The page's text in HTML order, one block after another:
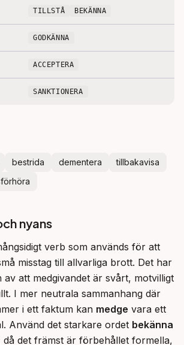
TILLSTÅ BEKÄNNA
GODKÄNNA
ACCEPTERA
SANKTIONERA
bestrida dementera
tillbakavisa
nyans
verb som används för att
misstag till allvarliga brott. Det har
att medgivandet är svårt, motvilligt
I mer neutrala sammanhang där
i ett faktum kan medge vara ett
Använd det starkare ordet bekänna
då det främst är förbehållet formella,